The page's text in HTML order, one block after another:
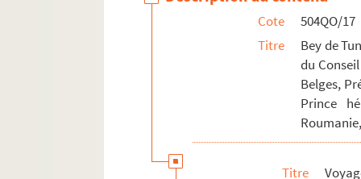
Cote
504QO/17
Titre
Bey de
du
Belges,
Prince
Titre